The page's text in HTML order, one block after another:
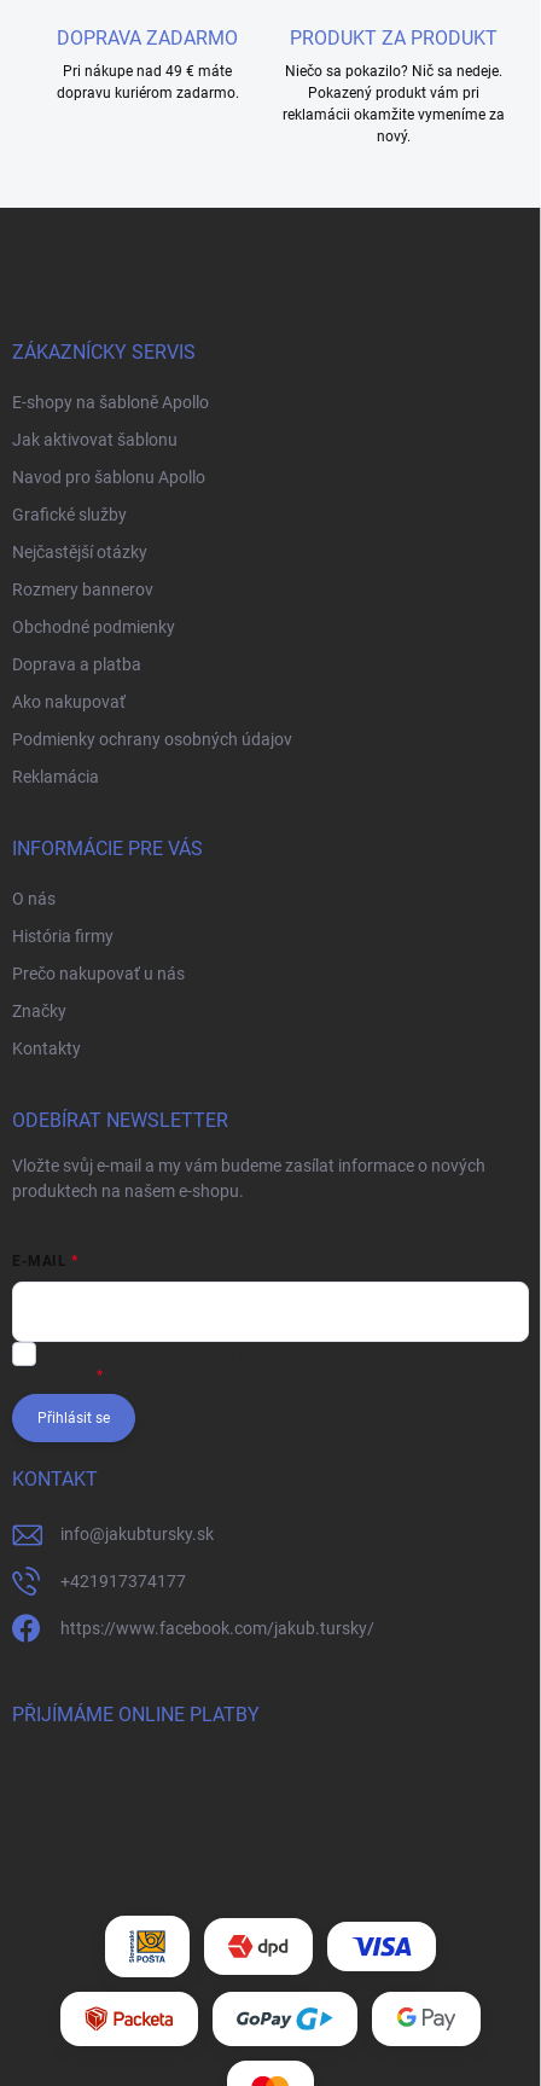
DOPRAVA ZADARMO
Pri nákupe nad 49 € máte
dopravu kuriérom zadarmo.
PRODUKT ZA PRODUKT
Niečo sa pokazilo? Nič sa nedeje.
Pokazený produkt vám pri
reklamácii okamžite vymeníme za
nový.
ZÁKAZNÍCKY SERVIS
E-shopy na šabloně Apollo
Jak aktivovat šablonu
Navod pro šablonu Apollo
Grafické služby
Nejčastější otázky
Rozmery bannerov
Obchodné podmienky
Doprava a platba
Ako nakupovať
Podmienky ochrany osobných údajov
Reklamácia
INFORMÁCIE PRE VÁS
O nás
História firmy
Prečo nakupovať u nás
Značky
Kontakty
ODEBÍRAT NEWSLETTER
Vložte svůj e-mail a my vám budeme zasílat informace o nových
produktech na našem e-shopu.
E-MAIL
Přihlásit se
KONTAKT
info@jakubtursky.sk
+421917374177
https://www.facebook.com/jakub.tursky/
PŘIJÍMÁME ONLINE PLATBY